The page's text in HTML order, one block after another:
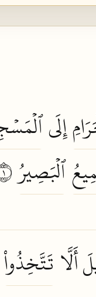
إِلَى
ٱلۡبَصِيرُ
أَلَّا تَتَّخِذُواْ